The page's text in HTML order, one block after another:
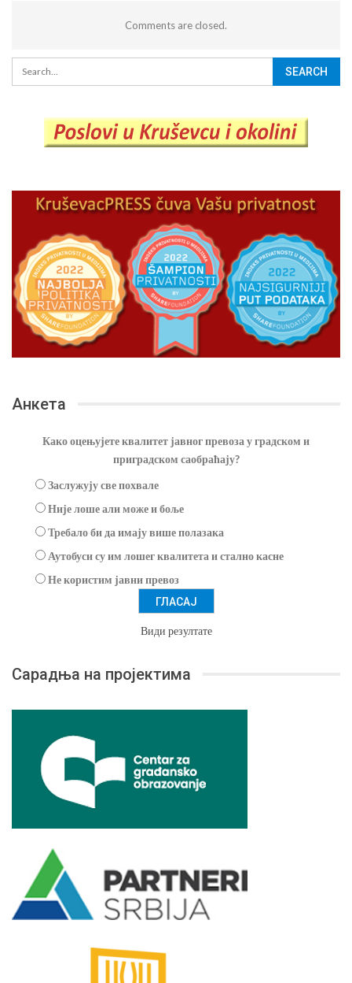
Comments are closed.
Анкета
Како оцењујете квалитет јавног превоза у градском и
приградском саобраћају?
Заслужују све похвале
Није лоше али може и боље
Требало би да имају више полазака
Аутобуси су им лошег квалитета и стално касне
Не користим јавни превоз
Види резултате
Сарадња на пројектима